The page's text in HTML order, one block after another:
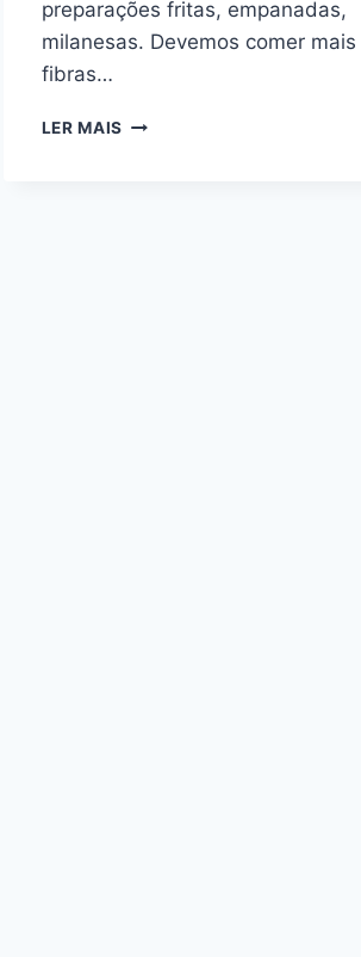
preparações fritas, empanadas,
milanesas. Devemos comer mais
fibras…
LER MAIS NUTRICIONISTA